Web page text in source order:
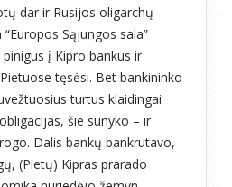
dar ir Rusijos oligarchų
Sąjungos sala”
į Kipro bankus ir
tęsėsi. Bet bankininko
turtus klaidingai
šie sunyko – ir
Dalis bankų bankrutavo,
(Pietų) Kipras prarado